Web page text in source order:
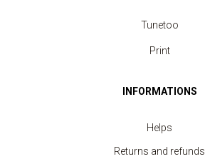
Tunetoo
Print
INFORMATIONS
Helps
Returns and refunds